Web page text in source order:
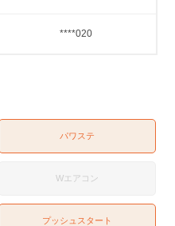
****020
パワステ
Wエアコン
プッシュスタート